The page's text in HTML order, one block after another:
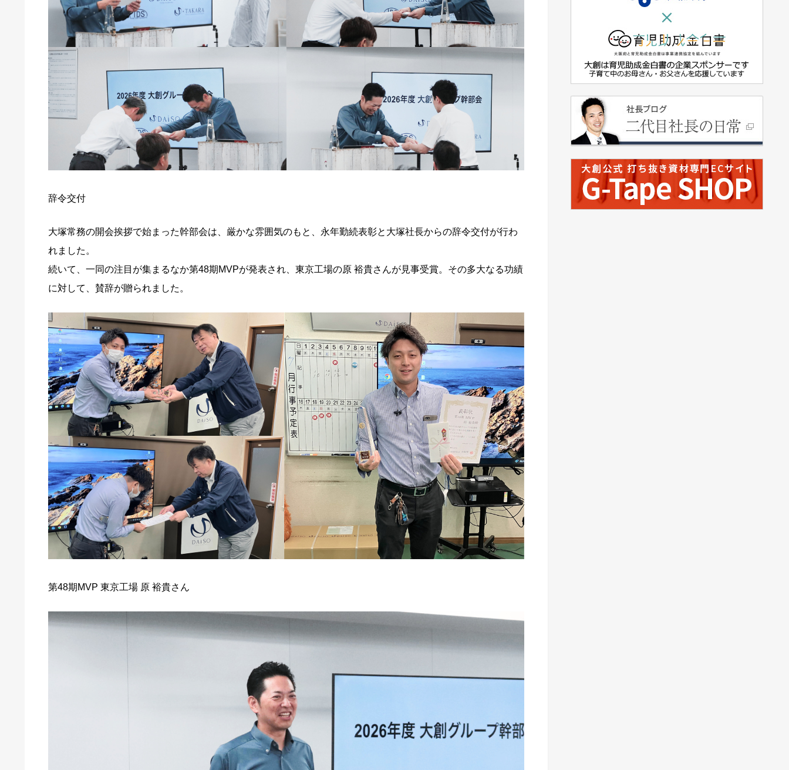
辞令交付
大塚常務の開会挨拶で始まった幹部会は、厳かな雰囲気のもと、永年勤続表彰と大塚社長からの辞令交付が行わ
れました。
続いて、一同の注目が集まるなか第48期MVPが発表され、東京工場の原 裕貴さんが見事受賞。その多大なる功績
に対して、賛辞が贈られました。
第48期MVP 東京工場 原 裕貴さん